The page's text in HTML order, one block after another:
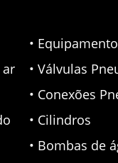
ar
•
• Válvulas
• Conexões
• Cilindros
• Bombas de